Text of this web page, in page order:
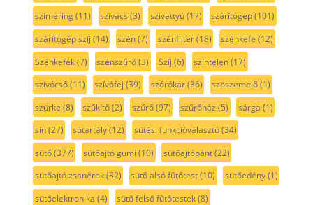
szimering(11) szivacs (3) szivattyú(17) szárítógép(101)
szárítógép szíj (14) szén(7) szénfilter(18) szénkefe (12)
Szénkefék(7) szénszűrő(3) Szíj (6) színtelen(17)
szívócső(11) szívófej (39) szórókar(36) szöszemelő(1)
szürke (8) szűkítő(2) szűrő(97) szűrőház (5) sárga (1)
sín(27) sótartály(12) sütési funkcióválasztó(34)
sütő(377) sütőajtó gumi (10) sütőajtópánt(22)
sütőajtó zsanérok(32) sütő alsó fűtőtest(10) sütőedény(1)
sütőelektronika (4) sütő felső fűtőtestek(8)